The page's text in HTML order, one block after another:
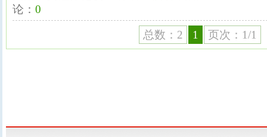
论： 0
总数：2 1 页次：1/1